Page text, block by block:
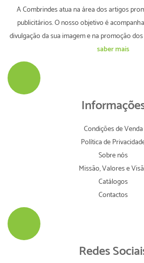
A Combrindes atua na área dos artigos
publicitários. O nosso objetivo é
divulgação da sua imagem e na promoção
saber mais
Condições de Venda
Política de
Sobre nós
Missão, Valores e
Catálogos
Contactos
Redes